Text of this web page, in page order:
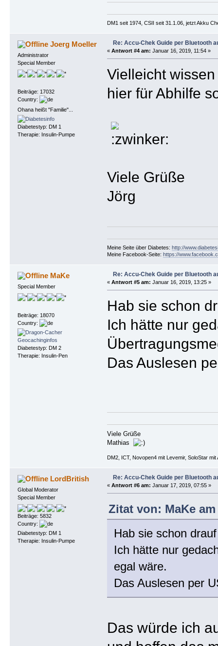
DM1 seit 1974, CSII seit 31.1.06, jetzt Akku
Joerg Moeller
Administrator
Special Member
Beiträge: 17032
Country:
Ohana heißt "Familie"...
Diabetestyp: DM 1
Therapie: Insulin-Pumpe
Re: Accu-Chek Guide per Bluetooth
« Antwort #4 am: Januar 16, 2019, 11:54 »
Vielleicht
hier für Abhilfe
Viele Grüße
Jörg
Meine Seite über Diabetes: http://
Meine Facebook-Seite: https://
MaKe
Special Member
Beiträge: 18070
Country:
Diabetestyp: DM 2
Therapie: Insulin-Pen
Re: Accu-Chek Guide per Bluetooth
« Antwort #5 am: Januar 16, 2019, 13:25 »
Hab sie schon
Ich hätte nur
Das Auslesen
Viele Grüße
Mathias
DM2, ICT, Novopen4 mit Levemir, SoloStar
LordBritish
Global Moderator
Special Member
Beiträge: 5832
Country:
Diabetestyp: DM 1
Therapie: Insulin-Pumpe
Re: Accu-Chek Guide per Bluetooth
« Antwort #6 am: Januar 17, 2019, 07:55 »
Zitat von: MaKe
Hab sie schon
Ich hätte nur
egal wäre.
Das Auslesen per
Das würde ich